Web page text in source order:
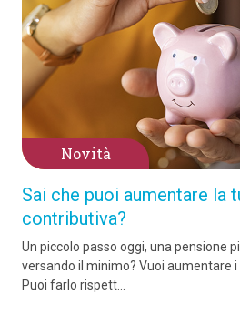
Novità
Sai che puoi aumentare la
contributiva?
Un piccolo passo oggi, una pensione
versando il minimo? Vuoi aumentare
Puoi farlo rispett...